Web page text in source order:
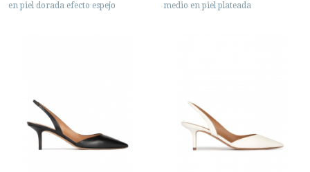
en piel dorada efecto espejo
medio en piel plateada